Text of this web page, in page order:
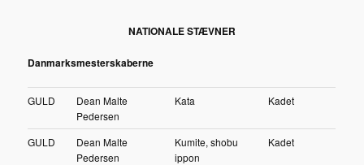
NATIONALE STÆVNER
Danmarksmesterskaberne
GULD
Dean Malte
Pedersen
Kata Kadet
GULD
Dean Malte
Pedersen
Kumite, shobu
ippon
Kadet